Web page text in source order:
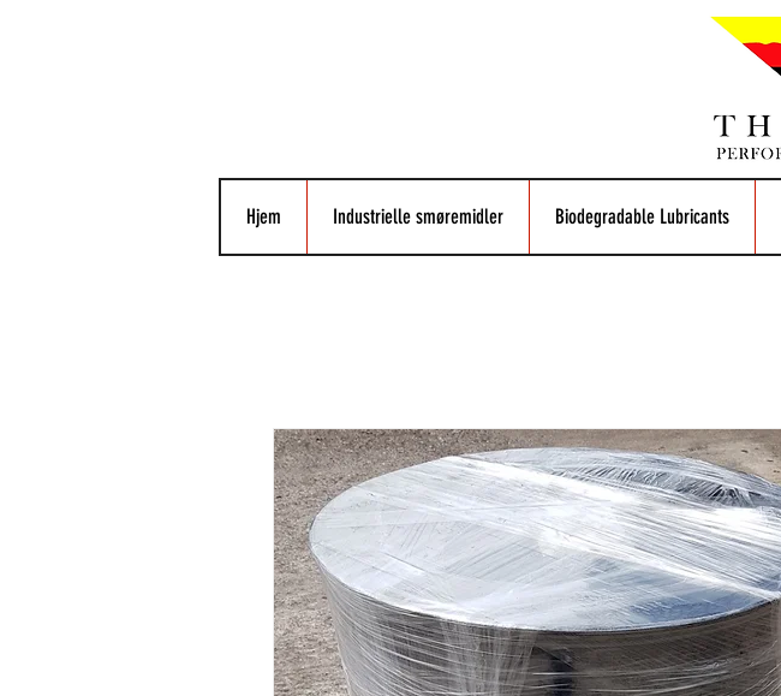
Hjem Industrielle smøremidler Biodegradable Lubricants